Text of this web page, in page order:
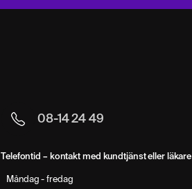
08-14 24 49
Telefontid – kontakt med kundtjänst eller läkare
Måndag - fredag